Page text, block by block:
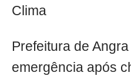
Clima
Prefeitura de
emergência após